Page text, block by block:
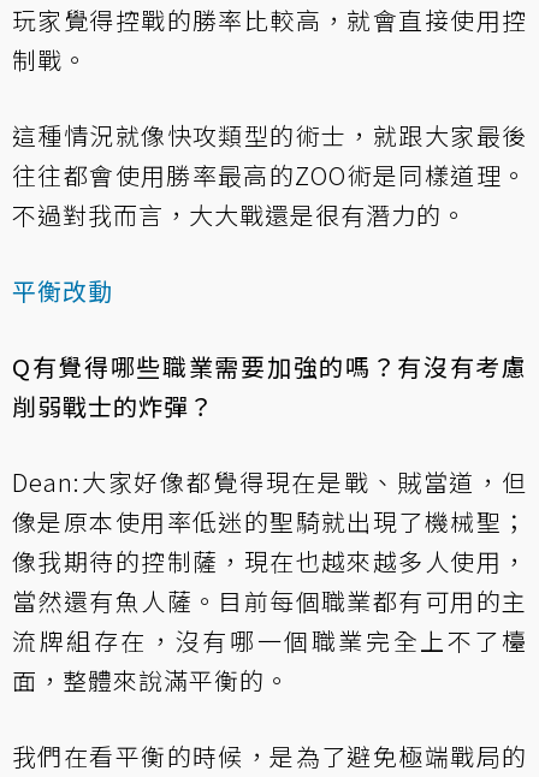
玩家覺得控戰的勝率比較高，就會直接使用控
制戰。
這種情況就像快攻類型的術士，就跟大家最後
往往都會使用勝率最高的ZOO術是同樣道理。
不過對我而言，大大戰還是很有潛力的。
平衡改動
Q有覺得哪些職業需要加強的嗎？有沒有考慮
削弱戰士的炸彈？
Dean:大家好像都覺得現在是戰、賊當道，但
像是原本使用率低迷的聖騎就出現了機械聖；
像我期待的控制薩，現在也越來越多人使用，
當然還有魚人薩。目前每個職業都有可用的主
流牌組存在，沒有哪一個職業完全上不了檯
面，整體來說滿平衡的。
我們在看平衡的時候，是為了避免極端戰局的